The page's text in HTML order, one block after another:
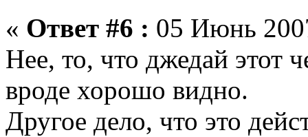
« Ответ #6 : 05 Июнь
Нее, то, что джедай этот
вроде хорошо видно.
Другое дело, что это